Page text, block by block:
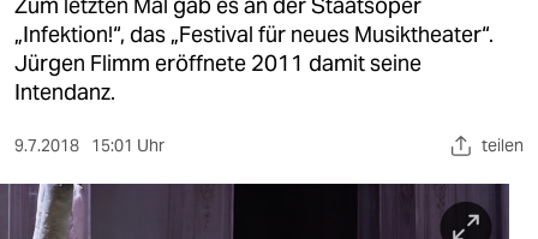
gesellschaft
kultur
sport
berlin
„Infektion!“, das „Festival für neues Musiktheater“.
Jürgen Flimm eröffnete 2011 damit seine
Intendanz.
9.7.2018 15:01 Uhr teilen